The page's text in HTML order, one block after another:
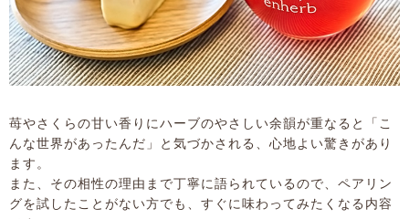
苺やさくらの甘い香りにハーブのやさしい余韻が重なると「こ
んな世界があったんだ」と気づかされる、心地よい驚きがあり
ます。
また、その相性の理由まで丁寧に語られているので、ペアリン
グを試したことがない方でも、すぐに味わってみたくなる内容